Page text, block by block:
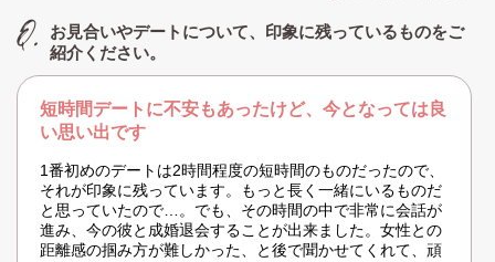
お見合いやデートについて、印象に残っているものをご
紹介ください。
短時間デートに不安もあったけど、今となっては良
い思い出です
1番初めのデートは2時間程度の短時間のものだったので、
それが印象に残っています。もっと長く一緒にいるものだ
と思っていたので…。でも、その時間の中で非常に会話が
進み、今の彼と成婚退会することが出来ました。女性との
距離感の掴み方が難しかった、と後で聞かせてくれて、頑